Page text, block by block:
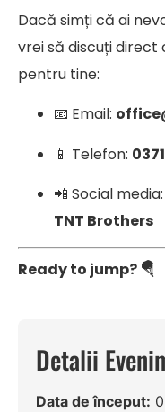
Dacă simți că ai
vrei să discuți direct
pentru tine:
📧 Email:
📱 Telefon:
📲 Social
TNT Brothers
Ready to jump? 🪂
Detalii
Data de început: